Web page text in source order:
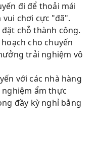
đi để thoải mái
chơi cực "đã".
đặt chỗ thành công.
cho chuyến
trải nghiệm vô
với các nhà hàng
ẩm thực
đầy kỳ nghỉ bằng